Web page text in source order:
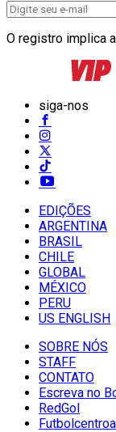
O registro implica
siga-nos
EDIÇÕES
ARGENTINA
BRASIL
CHILE
GLOBAL
MÉXICO
PERU
US ENGLISH
SOBRE NÓS
STAFF
CONTATO
Escreva no
RedGol